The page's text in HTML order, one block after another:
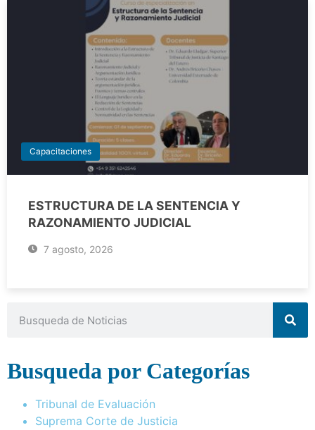
Capacitaciones
ESTRUCTURA DE LA SENTENCIA Y
RAZONAMIENTO JUDICIAL
7 agosto, 2026
Busqueda por Categorías
Tribunal de Evaluación
Suprema Corte de Justicia